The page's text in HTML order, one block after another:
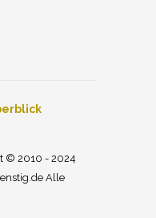
© 2010 - 2024
Alle